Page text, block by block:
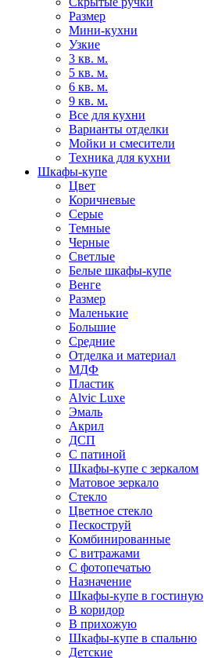
Размер
Мини-кухни
Узкие
3 кв. м.
5 кв. м.
6 кв. м.
9 кв. м.
Все для кухни
Варианты отделки
Мойки и смесители
Техника для кухни
Шкафы-купе
Цвет
Коричневые
Серые
Темные
Черные
Светлые
Белые шкафы-купе
Венге
Размер
Маленькие
Большие
Средние
Отделка и материал
МДФ
Пластик
Alvic Luxe
Эмаль
Акрил
ДСП
С патиной
Шкафы-купе с зеркалом
Матовое зеркало
Стекло
Цветное стекло
Пескоструй
Комбинированные
С витражами
С фотопечатью
Назначение
Шкафы-купе в гостиную
В коридор
В прихожую
Шкафы-купе в спальню
Детские